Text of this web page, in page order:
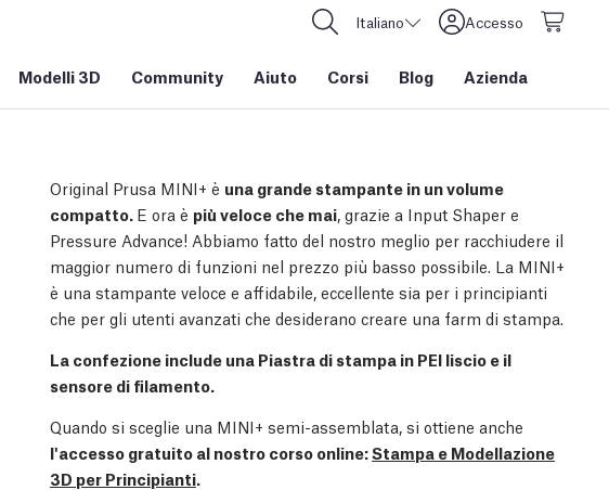
Italiano Accesso
Modelli 3D Community Aiuto Corsi Blog Azienda
Original Prusa MINI+ è una grande stampante in un volume
compatto. E ora è più veloce che mai, grazie a Input Shaper e
Pressure Advance! Abbiamo fatto del nostro meglio per racchiudere il
maggior numero di funzioni nel prezzo più basso possibile. La MINI+
è una stampante veloce e affidabile, eccellente sia per i principianti
che per gli utenti avanzati che desiderano creare una farm di stampa.
La confezione include una Piastra di stampa in PEI liscio e il
sensore di filamento.
Quando si sceglie una MINI+ semi-assemblata, si ottiene anche
l'accesso gratuito al nostro corso online:Stampa e Modellazione
3D per Principianti.